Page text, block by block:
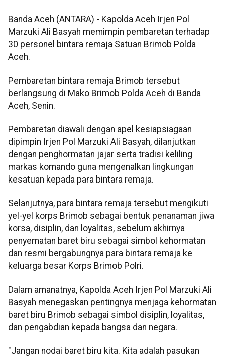
Banda Aceh (ANTARA) - Kapolda Aceh Irjen Pol
Marzuki Ali Basyah memimpin pembaretan terhadap
30 personel bintara remaja Satuan Brimob Polda
Aceh.
Pembaretan bintara remaja Brimob tersebut
berlangsung di Mako Brimob Polda Aceh di Banda
Aceh, Senin.
Pembaretan diawali dengan apel kesiapsiagaan
dipimpin Irjen Pol Marzuki Ali Basyah, dilanjutkan
dengan penghormatan jajar serta tradisi keliling
markas komando guna mengenalkan lingkungan
kesatuan kepada para bintara remaja.
Selanjutnya, para bintara remaja tersebut mengikuti
yel-yel korps Brimob sebagai bentuk penanaman jiwa
korsa, disiplin, dan loyalitas, sebelum akhirnya
penyematan baret biru sebagai simbol kehormatan
dan resmi bergabungnya para bintara remaja ke
keluarga besar Korps Brimob Polri.
Dalam amanatnya, Kapolda Aceh Irjen Pol Marzuki Ali
Basyah menegaskan pentingnya menjaga kehormatan
baret biru Brimob sebagai simbol disiplin, loyalitas,
dan pengabdian kepada bangsa dan negara.
"Jangan nodai baret biru kita. Kita adalah pasukan